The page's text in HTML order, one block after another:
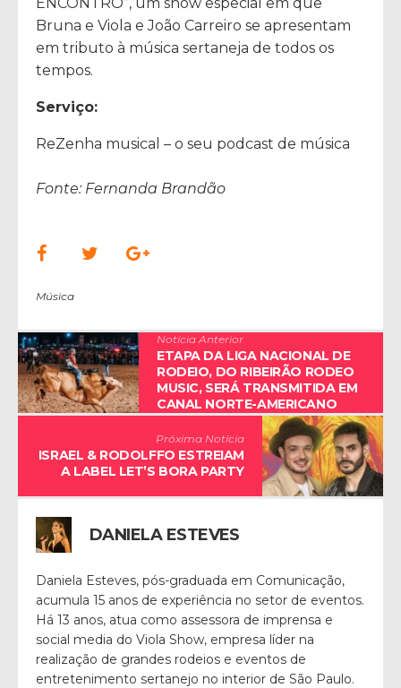
Bruna e Viola e João Carreiro se apresentam
em tributo à música sertaneja de todos os
tempos.
Serviço:
ReZenha musical – o seu podcast de música
Fonte: Fernanda Brandão
Música
Notícia Anterior
ETAPA DA LIGA NACIONAL DE
RODEIO, DO RIBEIRÃO RODEO
MUSIC, SERÁ TRANSMITIDA EM
CANAL NORTE-AMERICANO
Próxima Notícia
ISRAEL & RODOLFFO ESTREIAM
A LABEL LET’S BORA PARTY
DANIELA ESTEVES
Daniela Esteves, pós-graduada em Comunicação,
acumula 15 anos de experiência no setor de eventos.
Há 13 anos, atua como assessora de imprensa e
social media do Viola Show, empresa líder na
realização de grandes rodeios e eventos de
entretenimento sertanejo no interior de São Paulo.